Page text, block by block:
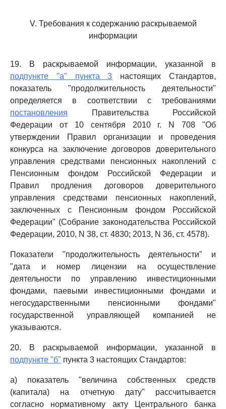
V. Требования к содержанию раскрываемой
информации
19. В раскрываемой информации, указанной в
подпункте "а" пункта 3 настоящих Стандартов,
показатель "продолжительность деятельности"
определяется в соответствии с требованиями
постановления Правительства Российской
Федерации от 10 сентября 2010 г. N 708 "Об
утверждении Правил организации и проведения
конкурса на заключение договоров доверительного
управления средствами пенсионных накоплений с
Пенсионным фондом Российской Федерации и
Правил продления договоров доверительного
управления средствами пенсионных накоплений,
заключенных с Пенсионным фондом Российской
Федерации" (Собрание законодательства Российской
Федерации, 2010, N 38, ст. 4830; 2013, N 36, ст. 4578).
Показатели "продолжительность деятельности" и
"дата и номер лицензии на осуществление
деятельности по управлению инвестиционными
фондами, паевыми инвестиционными фондами и
негосударственными пенсионными фондами"
государственной управляющей компанией не
указываются.
20. В раскрываемой информации, указанной в
подпункте "б" пункта 3 настоящих Стандартов:
а) показатель "величина собственных средств
(капитала) на отчетную дату" рассчитывается
согласно нормативному акту Центрального банка